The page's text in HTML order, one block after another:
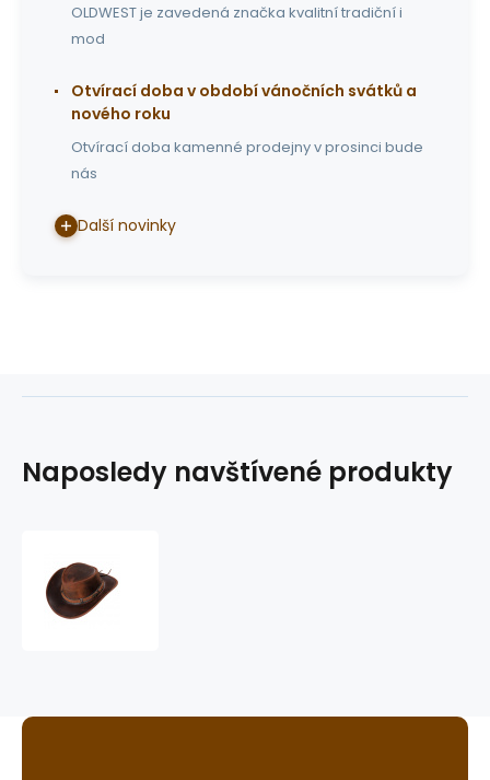
OLDWEST je zavedená značka kvalitní tradiční i
mod
Otvírací doba v období vánočních svátků a
nového roku
Otvírací doba kamenné prodejny v prosinci bude
nás
Další novinky
Naposledy navštívené produkty